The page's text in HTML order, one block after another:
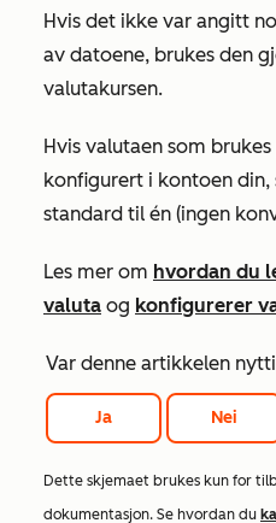
Hvis det ikke var angitt
av datoene, brukes den
valutakursen.
Hvis valutaen som
konfigurert i kontoen din,
standard til én (ingen
Les mer om hvordan du
valuta og konfigurerer
Var denne artikkelen
Ja Nei
Dette skjemaet brukes kun for
dokumentasjon. Se hvordan du